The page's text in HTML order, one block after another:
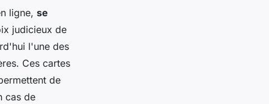
ligne, se
judicieux de
l'une des
Ces cartes
de
cas de